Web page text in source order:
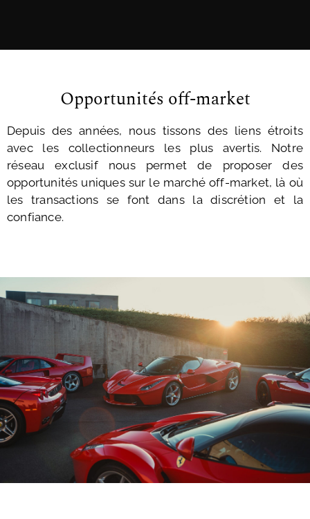
Opportunités off-market
Depuis des années, nous tissons des liens étroits
avec les collectionneurs les plus avertis. Notre
réseau exclusif nous permet de proposer des
opportunités uniques sur le marché off-market, là où
les transactions se font dans la discrétion et la
confiance.